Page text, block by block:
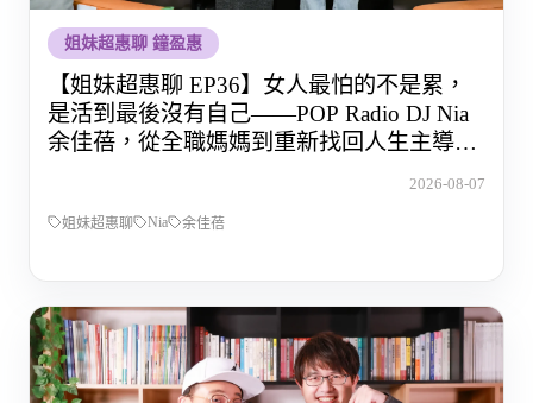
姐妹超惠聊 鐘盈惠
【姐妹超惠聊 EP36】女人最怕的不是累，
是活到最後沒有自己——POP Radio DJ Nia
余佳蓓，從全職媽媽到重新找回人生主導權
2026-08-07
姐妹超惠聊 Nia 余佳蓓